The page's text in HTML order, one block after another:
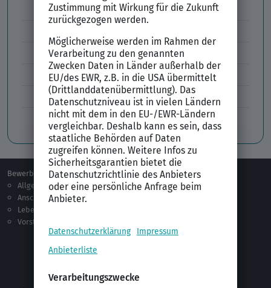
Lebenslauf Aufbau und Inhalt
Lebenslauf Englisch Résumé
Lücken im Lebenslauf
Tabellarischer Lebenslauf
Professionelles Bewerbungsfoto
Bewerben
Allgemeines
Anschreiben
Lebenslauf
Vorstellungsgespräch
Berufsorientierung
Ausbildung
Jobprofile